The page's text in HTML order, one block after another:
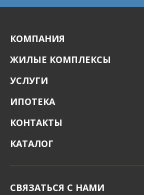
КОМПАНИЯ
ЖИЛЫЕ КОМПЛЕКСЫ
УСЛУГИ
ИПОТЕКА
КОНТАКТЫ
КАТАЛОГ
СВЯЗАТЬСЯ С НАМИ